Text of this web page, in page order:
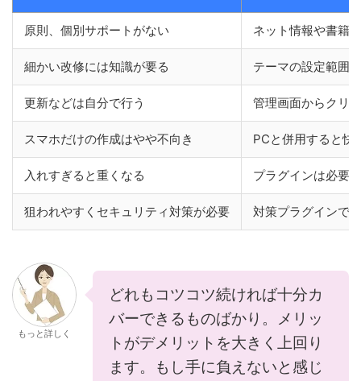
原則、個別サポートがない ネット情報や書籍
細かい改修には知識が要る テーマの設定範囲
更新などは自分で行う 管理画面からクリ
スマホだけの作成はやや不向き PCと併用すると快
入れすぎると重くなる プラグインは必要
狙われやすくセキュリティ対策が必要 対策プラグインで
もっと詳しく
どれもコツコツ続ければ十分カ
バーできるものばかり。メリッ
トがデメリットを大きく上回り
ます。もし手に負えないと感じ